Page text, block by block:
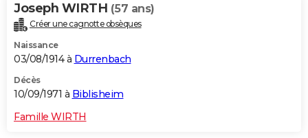
Joseph WIRTH (57 ans)
Créer une cagnotte obsèques
Naissance
03/08/1914 à Durrenbach
Décès
10/09/1971 à Biblisheim
Famille WIRTH